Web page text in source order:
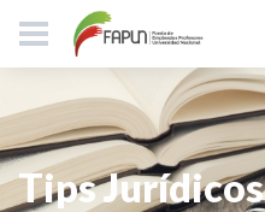
Tips Jurídicos